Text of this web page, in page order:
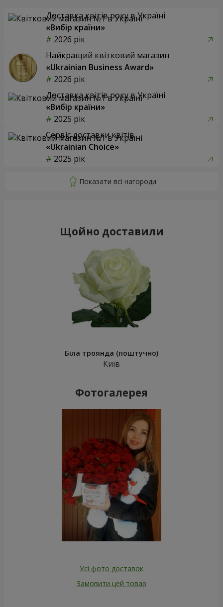
Доставка квітів року в Україні
«Вибір країни»
2026 рік
Найкращий квітковий магазин
«Ukrainian Business Award»
2026 рік
Доставка квітів року в Україні
«Вибір країни»
2025 рік
Сервіс доставки квітів
«Ukrainian Choice»
2025 рік
Щойно доставили
Біла троянда (поштучно)
Київ
Фотогалерея
Усі фото доставок
Замовити цей товар